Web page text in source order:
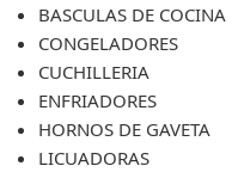
BASCULAS DE COCINA
CONGELADORES
CUCHILLERIA
ENFRIADORES
HORNOS DE GAVETA
LICUADORAS